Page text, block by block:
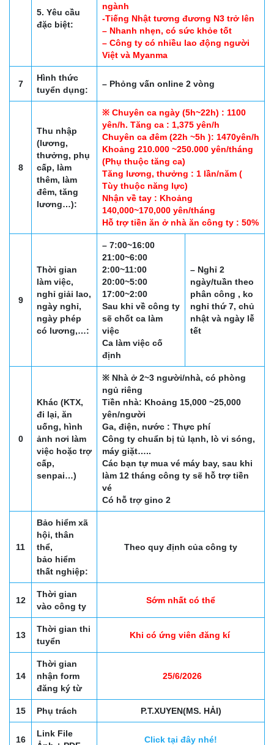
5. Yêu cầu
đặc biệt:
ngành
-Tiếng Nhật tương đương N3 trở lên
– Nhanh nhẹn, có sức khỏe tốt
– Công ty có nhiều lao động người
Việt và Myanma
7
Hình thức
tuyển dụng:
– Phỏng vấn online 2 vòng
8
Thu nhập
(lương,
thưởng, phụ
cấp, làm
thêm, làm
đêm, tăng
lương…):
※ Chuyên ca ngày (5h~22h) : 1100
yên/h. Tăng ca : 1,375 yên/h
Chuyên ca đêm (22h ~5h ): 1470yên/h
Khoảng 210.000 ~250.000 yên/tháng
(Phụ thuộc tăng ca)
Tăng lương, thưởng : 1 lần/năm (
Tùy thuộc năng lực)
Nhận về tay : Khoảng
140,000~170,000 yên/tháng
Hỗ trợ tiền ăn ở nhà ăn công ty : 50%
9
Thời gian
làm việc,
nghỉ giải lao,
ngày nghỉ,
ngày phép
có lương,…:
– 7:00~16:00
21:00~6:00
2:00~11:00
20:00~5:00
17:00~2:00
Sau khi về công ty
sẽ chốt ca làm
việc
Ca làm việc cố
định
– Nghỉ 2
ngày/tuần theo
phân công , ko
nghỉ thứ 7, chủ
nhật và ngày lễ
tết
0
Khác (KTX,
đi lại, ăn
uống, hình
ảnh nơi làm
việc hoặc trợ
cấp,
senpai…)
※ Nhà ở 2~3 người/nhà, có phòng
ngủ riêng
Tiền nhà: Khoảng 15,000 ~25,000
yên/người
Ga, điện, nước : Thực phí
Công ty chuẩn bị tủ lạnh, lò vi sóng,
máy giặt…..
Các bạn tự mua vé máy bay, sau khi
làm 12 tháng công ty sẽ hỗ trợ tiền
vé
Có hỗ trợ gino 2
11
Bảo hiểm xã
hội, thân
thể,
bảo hiểm
thất nghiệp:
Theo quy định của công ty
12
Thời gian
vào công ty
Sớm nhất có thể
13
Thời gian thi
tuyển
Khi có ứng viên đăng kí
14
Thời gian
nhận form
đăng ký từ
25/6/2026
15 Phụ trách P.T.XUYEN(MS. HẢI)
16
Link File
Click tại đây nhé!